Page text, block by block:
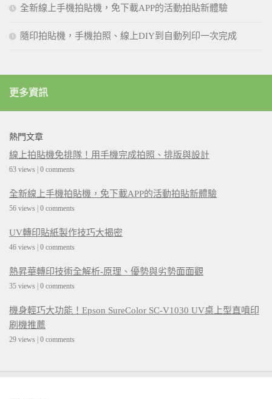
全新線上手機拍貼機，免下載APP的活動拍貼新體驗
隨印拍貼機，手機拍照、線上DIY到自動列印一次完成
更多資訊
熱門文章
線上拍貼機免排隊！用手機完成拍照、排版與設計
63 views | 0 comments
全新線上手機拍貼機，免下載APP的活動拍貼新體驗
56 views | 0 comments
UV轉印貼紙製作技巧大揭密
46 views | 0 comments
熱昇華轉印技術全解析-原理、優勢與劣勢面面觀
35 views | 0 comments
機身輕巧大功能！Epson SureColor SC-V1030 UV桌上型直噴印
刷機推薦
29 views | 0 comments